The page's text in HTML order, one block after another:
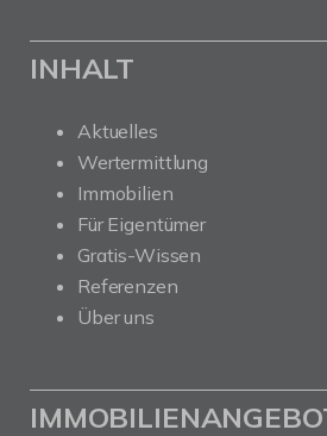
INHALT
Aktuelles
Wertermittlung
Immobilien
Für Eigentümer
Gratis-Wissen
Referenzen
Über uns